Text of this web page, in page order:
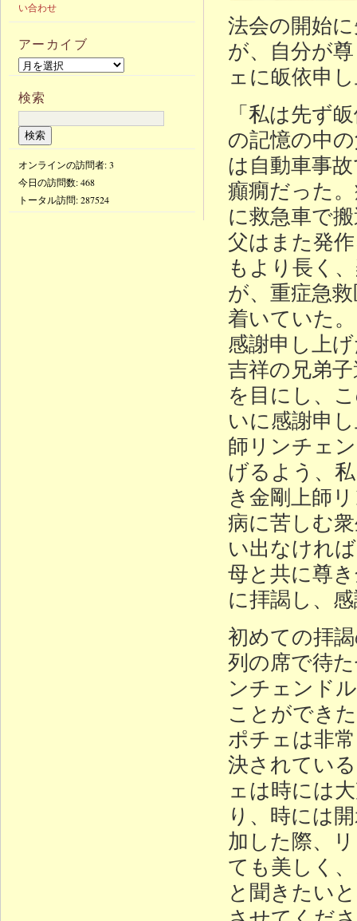
法会の開始
が、自分が
ェに皈依申
「私は先ず
の記憶の中
は自動車事
癲癇だった
に救急車で
父はまた発
もより長く
が、重症急
着いていた
感謝申し上
吉祥の兄弟
を目にし、
いに感謝申
師リンチェ
げるよう、
き金剛上師
病に苦しむ
い出なけれ
母と共に尊
に拝謁し、
初めての拝
列の席で待
ンチェンド
ことができ
ポチェは非
決されてい
ェは時には
り、時には
加した際、
ても美しく
と聞きたい
い合わせ
アーカイブ
検索
オンラインの訪問者: 3
今日の訪問数:468
トータル訪問:287524